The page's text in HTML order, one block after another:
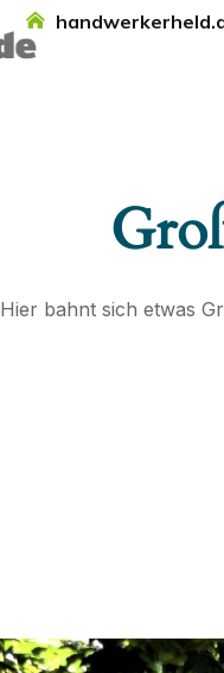
Hier bahnt sich etwas